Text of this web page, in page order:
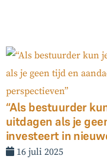
“Als bestuurder
uitdagen als je
investeert in
16 juli 2025